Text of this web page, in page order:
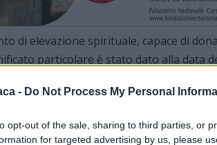
- Do Not Process My Personal
opt-out of the sale, sharing to third parties, or
for targeted advertising by us, please
di elevazione spirituale, capace di
particolare è stato dato alla data
di Don Orione (16 maggio),
Seguendo l’esempio del fondatore,
quel legame di devozione e amore